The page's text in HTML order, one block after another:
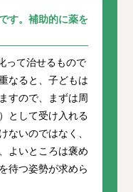
す。補助的に薬を
って治せるもので
なると、子どもは
すので、まずは周
として受け入れる
ないのではなく、
よいところは褒め
待つ姿勢が求めら